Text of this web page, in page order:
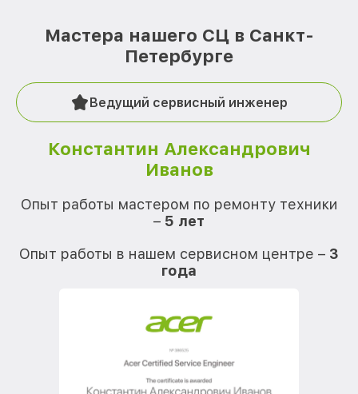
Мастера нашего СЦ в Санкт-
Петербурге
Ведущий сервисный инженер
Константин Александрович
Иванов
Опыт работы мастером по ремонту техники
– 5 лет
Опыт работы в нашем сервисном центре – 3
года